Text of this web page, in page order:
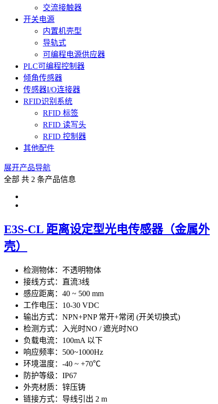
交流接触器
开关电源
内置机壳型
导轨式
可编程电源供应器
PLC可编程控制器
倾角传感器
传感器I/O连接器
RFID识别系统
RFID 标签
RFID 读写头
RFID 控制器
其他配件
展开产品导航
全部 共 2 条产品信息
E3S-CL 距离设定型光电传感器（金属外
壳）
检测物体：不透明物体
接线方式：直流3线
感应距离：40 ~ 500 mm
工作电压：10-30 VDC
输出方式：NPN+PNP 常开+常闭 (开关切换式)
检测方式：入光时NO / 遮光时NO
负载电流：100mA 以下
响应频率：500~1000Hz
环境温度：-40 ~ +70℃
防护等级：IP67
外壳材质：锌压铸
链接方式：导线引出 2 m